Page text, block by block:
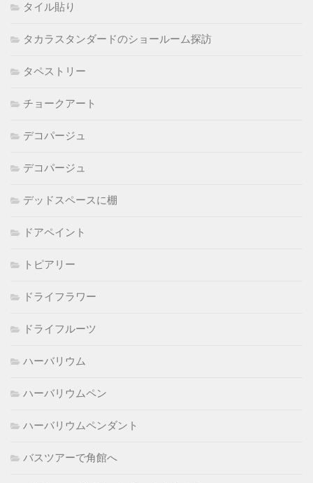
タイル貼り
タカラスタンダードのショールーム探訪
タペストリー
チョークアート
デコパージュ
デコパージュ
デッドスペースに棚
ドアペイント
トピアリー
ドライフラワー
ドライフルーツ
ハーバリウム
ハーバリウムペン
ハーバリウムペンダント
バスツアーで角館へ